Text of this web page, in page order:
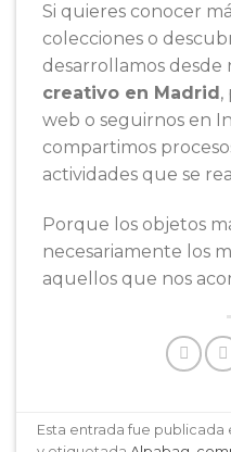
Si quieres conocer
colecciones o
desarrollamos desde
creativo en Madrid ,
web o seguirnos en
compartimos
actividades que se
Porque los objetos
necesariamente los
aquellos que nos
Esta entrada fue publicada